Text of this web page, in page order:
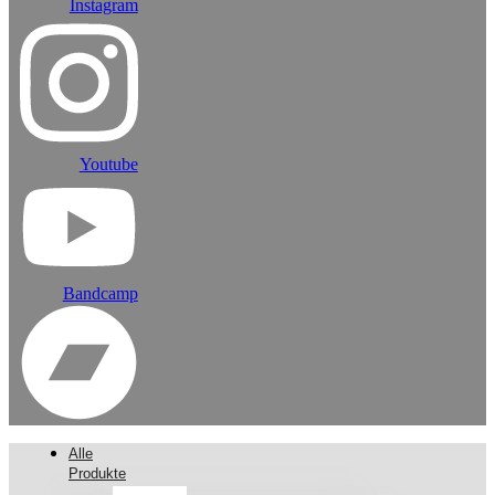
Instagram
Youtube
Bandcamp
Alle
Produkte